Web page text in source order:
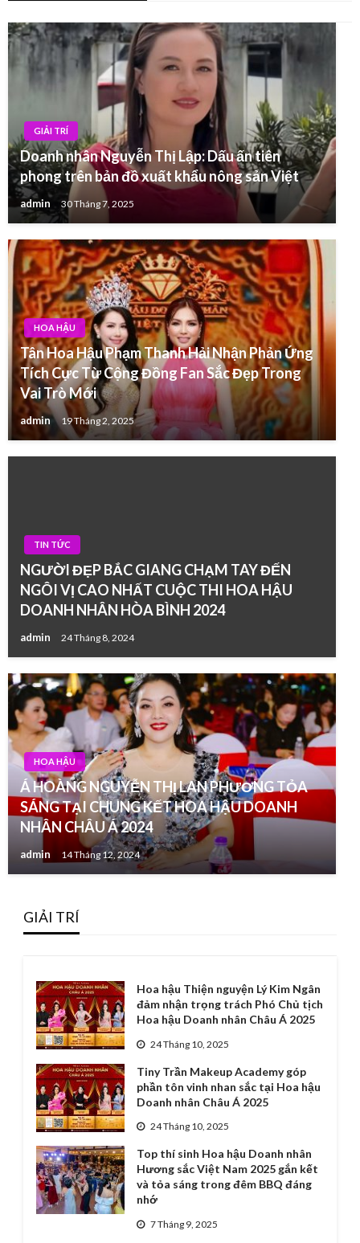
GIẢI TRÍ
Doanh nhân Nguyễn Thị Lập: Dấu ấn tiên
phong trên bản đồ xuất khẩu nông sản Việt
admin 30 Tháng 7, 2025
HOA HẬU
Tân Hoa Hậu Phạm Thanh Hải Nhận Phản Ứng
Tích Cực Từ Cộng Đồng Fan Sắc Đẹp Trong
Vai Trò Mới
admin 19 Tháng 2, 2025
TIN TỨC
NGƯỜI ĐẸP BẮC GIANG CHẠM TAY ĐẾN
NGÔI VỊ CAO NHẤT CUỘC THI HOA HẬU
DOANH NHÂN HÒA BÌNH 2024
admin 24 Tháng 8, 2024
HOA HẬU
Á HOÀNG NGUYỄN THỊ LAN PHƯƠNG TỎA
SÁNG TẠI CHUNG KẾT HOA HẬU DOANH
NHÂN CHÂU Á 2024
admin 14 Tháng 12, 2024
GIẢI TRÍ
Hoa hậu Thiện nguyện Lý Kim Ngân
đảm nhận trọng trách Phó Chủ tịch
Hoa hậu Doanh nhân Châu Á 2025
24 Tháng 10, 2025
Tiny Trần Makeup Academy góp
phần tôn vinh nhan sắc tại Hoa hậu
Doanh nhân Châu Á 2025
24 Tháng 10, 2025
Top thí sinh Hoa hậu Doanh nhân
Hương sắc Việt Nam 2025 gắn kết
và tỏa sáng trong đêm BBQ đáng
nhớ
7 Tháng 9, 2025